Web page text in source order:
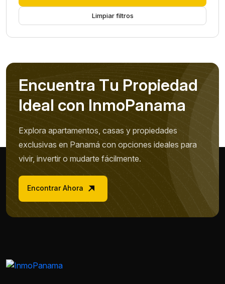
Limpiar filtros
Encuentra Tu Propiedad
Ideal con InmoPanama
Explora apartamentos, casas y propiedades
exclusivas en Panamá con opciones ideales para
vivir, invertir o mudarte fácilmente.
Encontrar Ahora